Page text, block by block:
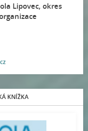
Lipovec, okres
KNÍŽKA